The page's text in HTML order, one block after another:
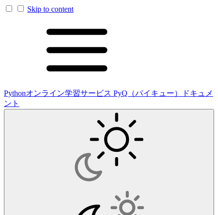
Skip to content
Pythonオンライン学習サービス PyQ（パイキュー）ドキュメ
ント